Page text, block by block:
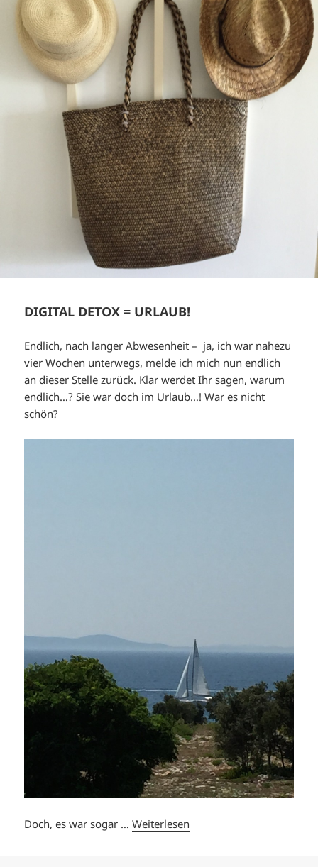
DIGITAL DETOX = URLAUB!
Endlich, nach langer Abwesenheit – ja, ich war nahezu
vier Wochen unterwegs, melde ich mich nun endlich
an dieser Stelle zurück. Klar werdet Ihr sagen, warum
endlich…? Sie war doch im Urlaub…! War es nicht
schön?
Doch, es war sogar …Weiterlesen